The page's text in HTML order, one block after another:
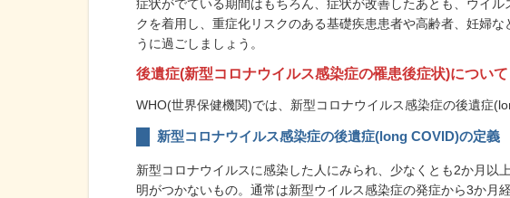
症状がでている期間はもちろん、症状が改善したあとも、ウイ
クを着用し、重症化リスクのある基礎疾患患者や高齢者、妊婦
うに過ごしましょう。
後遺症(新型コロナウイルス感染症の罹患後症状)について
WHO(世界保健機関)では、新型コロナウイルス感染症の後遺症
新型コロナウイルス感染症の後遺症(long COVID)の定義
新型コロナウイルスに感染した人にみられ、少なくとも2か月以
明がつかないもの。通常は新型ウイルス感染症の発症から3か月